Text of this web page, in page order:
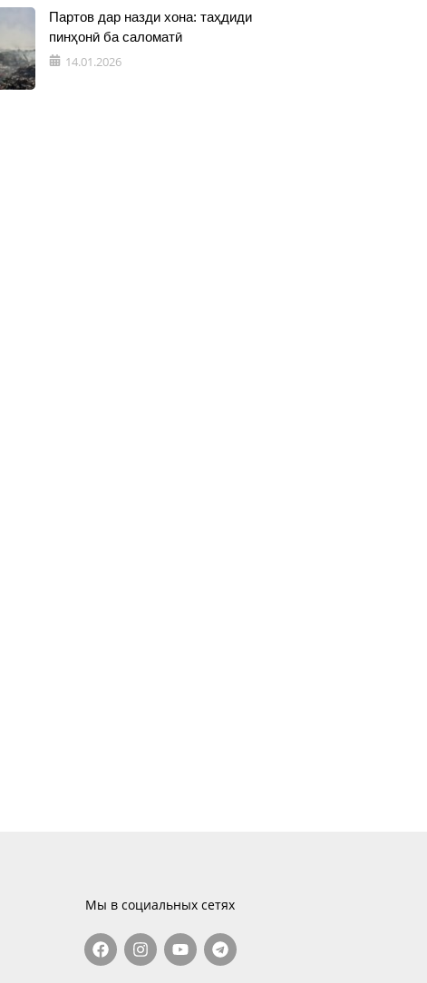
Партов дар назди хона: таҳдиди
пинҳонӣ ба саломатӣ
14.01.2026
Мы в социальных сетях